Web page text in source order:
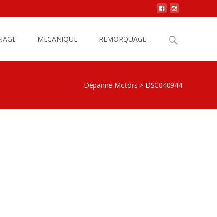
MECANIQUE REMORQUAGE
Search
Depanne Motors > DSC040944